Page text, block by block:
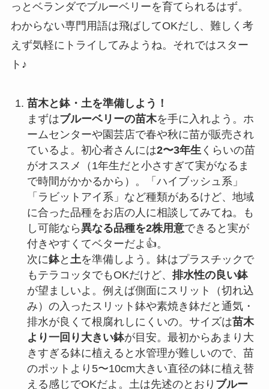
っとベランダでブルーベリーを育てられるはず。
わからない専門用語は飛ばしてOKだし、難しく考
えず気軽にトライしてみようね。それではスター
ト♪
苗木と鉢・土を準備しよう！
まずはブルーベリーの苗木を手に入れよう。ホ
ームセンターや園芸店で春や秋に苗が販売され
ているよ。初心者さんには2〜3年生 くらいの苗
がオススメ（1年生だと小さすぎて実がなるま
で時間がかかるから）。「ハイブッシュ系」
「ラビットアイ系」など種類があるけど、地域
に合った品種をお店の人に相談してみてね。も
し可能なら異なる品種を2株用意できると実が
付きやすくてベターだよ👍。
次に鉢と 土を準備しよう。鉢はプラスチックで
もテラコッタでもOKだけど、 排水性の良い鉢
が望ましいよ。例えば側面にスリット（切れ込
み）の入ったスリット鉢や素焼き鉢だと通気・
排水が良くて根腐れしにくいの。サイズは苗木
より一回り大きい鉢が目安。最初からあまり大
きすぎる鉢に植えると水管理が難しいので、苗
のポットより5〜10cm大きい直径の鉢に植え替
える感じでOKだよ。土は先述のとおり ブルー